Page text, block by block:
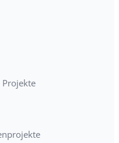
Projekte